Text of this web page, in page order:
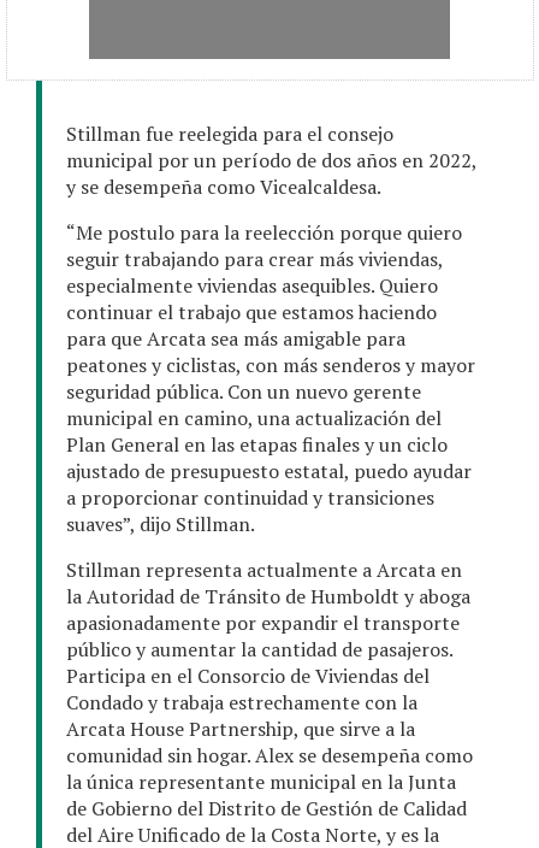
Stillman fue reelegida para el consejo
municipal por un período de dos años en 2022,
y se desempeña como Vicealcaldesa.
“Me postulo para la reelección porque quiero
seguir trabajando para crear más viviendas,
especialmente viviendas asequibles. Quiero
continuar el trabajo que estamos haciendo
para que Arcata sea más amigable para
peatones y ciclistas, con más senderos y mayor
seguridad pública. Con un nuevo gerente
municipal en camino, una actualización del
Plan General en las etapas finales y un ciclo
ajustado de presupuesto estatal, puedo ayudar
a proporcionar continuidad y transiciones
suaves”, dijo Stillman.
Stillman representa actualmente a Arcata en
la Autoridad de Tránsito de Humboldt y aboga
apasionadamente por expandir el transporte
público y aumentar la cantidad de pasajeros.
Participa en el Consorcio de Viviendas del
Condado y trabaja estrechamente con la
Arcata House Partnership, que sirve a la
comunidad sin hogar. Alex se desempeña como
la única representante municipal en la Junta
de Gobierno del Distrito de Gestión de Calidad
del Aire Unificado de la Costa Norte, y es la